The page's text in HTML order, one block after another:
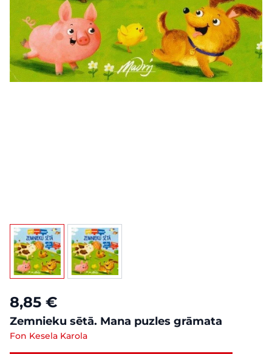
View larger imageView larger image
8,85 €
Zemnieku sētā. Mana puzles grāmata
Fon Kesela Karola